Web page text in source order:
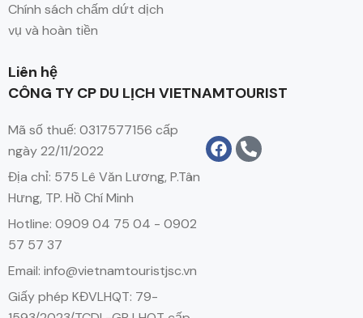
Chính sách chấm dứt dịch
vụ và hoàn tiền
Liên hệ
CÔNG TY CP DU LỊCH VIETNAMTOURIST
Mã số thuế: 0317577156 cấp
ngày 22/11/2022
Địa chỉ: 575 Lê Văn Lương, P.Tân
Hưng, TP. Hồ Chí Minh
Hotline: 0909 04 75 04 - 0902
57 57 37
Email: info@vietnamtouristjsc.vn
Giấy phép KĐVLHQT: 79-